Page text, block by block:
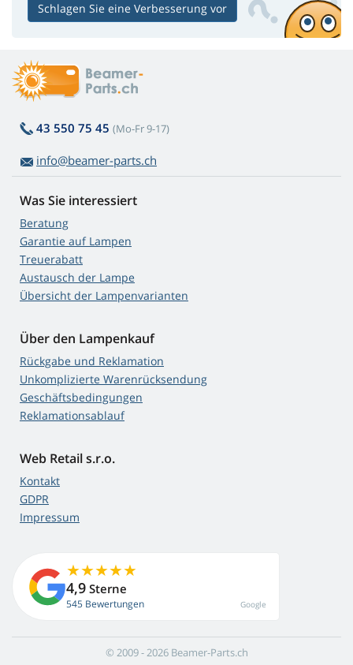
Schlagen Sie eine Verbesserung vor
43 550 75 45 (Mo-Fr 9-17)
info@beamer-parts.ch
Was Sie interessiert
Beratung
Garantie auf Lampen
Treuerabatt
Austausch der Lampe
Übersicht der Lampenvarianten
Über den Lampenkauf
Rückgabe und Reklamation
Unkomplizierte Warenrücksendung
Geschäftsbedingungen
Reklamationsablauf
Web Retail s.r.o.
Kontakt
GDPR
Impressum
4,9 Sterne
545 Bewertungen Google
© 2009 - 2026 Beamer-Parts.ch